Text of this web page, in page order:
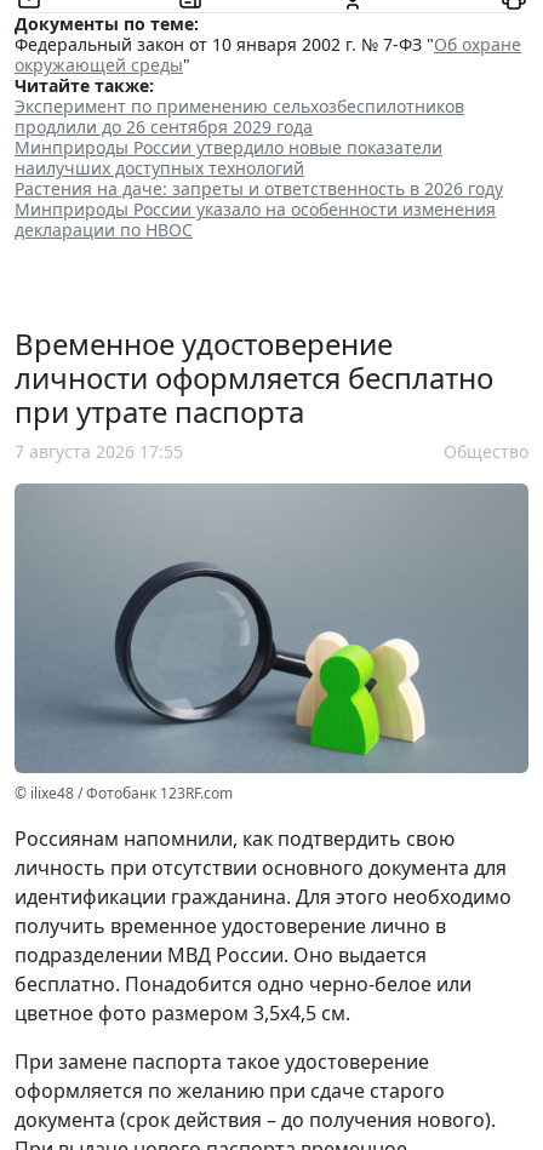
Документы по теме:
Федеральный закон от 10 января 2002 г. № 7-ФЗ "Об охране
окружающей среды"
Читайте также:
Эксперимент по применению сельхозбеспилотников
продлили до 26 сентября 2029 года
Минприроды России утвердило новые показатели
наилучших доступных технологий
Растения на даче: запреты и ответственность в 2026 году
Минприроды России указало на особенности изменения
декларации по НВОС
Временное удостоверение
личности оформляется бесплатно
при утрате паспорта
7 августа 2026 17:55 Общество
© ilixe48 / Фотобанк 123RF.com
Россиянам напомнили, как подтвердить свою
личность при отсутствии основного документа для
идентификации гражданина. Для этого необходимо
получить временное удостоверение лично в
подразделении МВД России. Оно выдается
бесплатно. Понадобится одно черно-белое или
цветное фото размером 3,5x4,5 см.
При замене паспорта такое удостоверение
оформляется по желанию при сдаче старого
документа (срок действия – до получения нового).